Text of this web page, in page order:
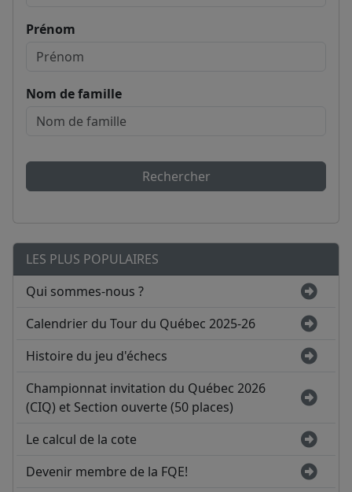
Prénom
Nom de famille
Rechercher
LES PLUS POPULAIRES
Qui sommes-nous ?
Calendrier du Tour du Québec 2025-26
Histoire du jeu d'échecs
Championnat invitation du Québec 2026
(CIQ) et Section ouverte (50 places)
Le calcul de la cote
Devenir membre de la FQE!